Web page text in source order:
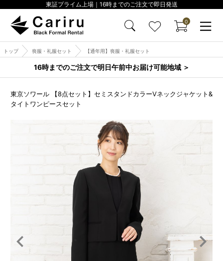
東証プライム上場｜16時までのご注文で即日発送
0
トップ 喪服・礼服セット 【通年用】喪服・礼服セット
16時までのご注文で明日午前中お届け可能地域 ＞
東京ソワール 【8点セット】セミスタンドカラーVネックジャケット&
タイトワンピースセット